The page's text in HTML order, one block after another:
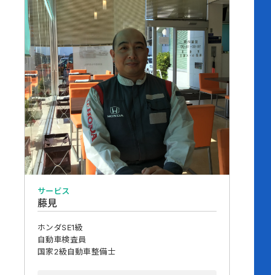
サービス
藤見
ホンダSE1級
自動車検査員
国家2級自動車整備士